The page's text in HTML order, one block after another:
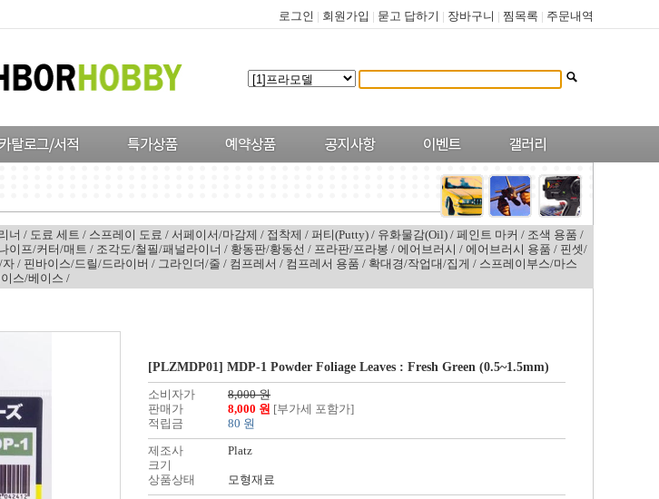
로그인 | 회원가입 | 묻고 답하기 | 장바구니 | 찜목록 | 주문내역
너 / 도료 세트 / 스프레이 도료 / 서페이서/마감제 / 접착제 / 퍼티(Putty) / 유화물감(Oil) / 페인트 마커 / 조색 용품 /
이프/커터/매트 / 조각도/철필/패널라이너 / 황동판/황동선 / 프라판/프라봉 / 에어브러시 / 에어브러시 용품 / 핀셋/
자/ 핀바이스/드릴/드라이버 / 그라인더/줄 / 컴프레서 / 컴프레서 용품 / 확대경/작업대/집게 / 스프레이부스/마스
스/베이스 /
[PLZMDP01] MDP-1 Powder Foliage Leaves : Fresh Green (0.5~1.5mm)
소비자가
8,000 원
판매가
8,000 원 [부가세 포함가]
적립금
80 원
제조사
Platz
크기
상품상태
모형재료